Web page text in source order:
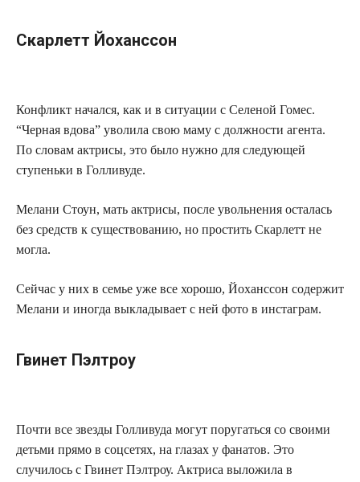
Скарлетт Йоханссон
Конфликт начался, как и в ситуации с Селеной Гомес.
“Черная вдова” уволила свою маму с должности агента.
По словам актрисы, это было нужно для следующей
ступеньки в Голливуде.
Мелани Стоун, мать актрисы, после увольнения осталась
без средств к существованию, но простить Скарлетт не
могла.
Сейчас у них в семье уже все хорошо, Йоханссон содержит
Мелани и иногда выкладывает с ней фото в инстаграм.
Гвинет Пэлтроу
Почти все звезды Голливуда могут поругаться со своими
детьми прямо в соцсетях, на глазах у фанатов. Это
случилось с Гвинет Пэлтроу. Актриса выложила в